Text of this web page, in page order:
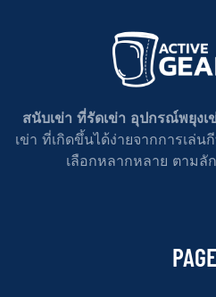
สนับเข่า ที่รัดเข่า อุปกรณ์พยุงเ
เข่า ที่เกิดขึ้นได้ง่ายจากการเ
เลือกหลากหลาย ตามลั